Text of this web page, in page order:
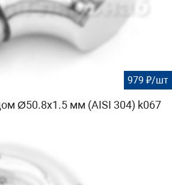
979 ₽/шт
Ø50.8х1.5 мм (AISI 304) k067